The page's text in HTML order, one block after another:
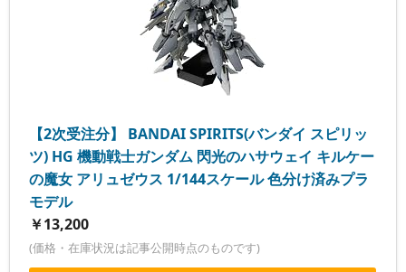
【2次受注分】 BANDAI SPIRITS(バンダイ スピリッ
ツ) HG 機動戦士ガンダム 閃光のハサウェイ キルケー
の魔女 アリュゼウス 1/144スケール 色分け済みプラ
モデル
￥13,200
(価格・在庫状況は記事公開時点のものです)